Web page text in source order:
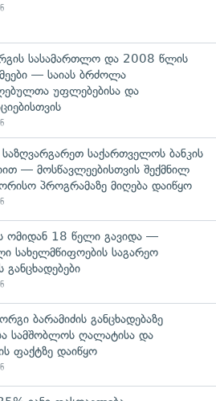
სასამართლო და 2008 წლის
— საიას ბრძოლა
უფლებებისა და
საქართველოს ბანკის
— მოსწავლეებისთვის შექმნილ
პროგრამაზე მიღება დაიწყო
ომიდან 18 წელი გავიდა —
სახელმწიფოების საგარეო
განცხადებები
ბარამიძის განცხადებაზე
სამშობლოს ღალატისა და
ფაქტზე დაიწყო